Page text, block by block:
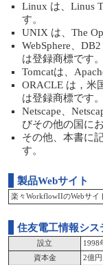
Linux は、Linus
す。
UNIX は、The
WebSphere、
は登録商標です
Tomcatは、
ORACLE は，米
は登録商標です
Netscape、
びその他の国に
その他、本書に
す。
製品Webサイト
楽々WorkflowIIのWebサイ
住友電工情報シ
設立
1998
資本金
2億